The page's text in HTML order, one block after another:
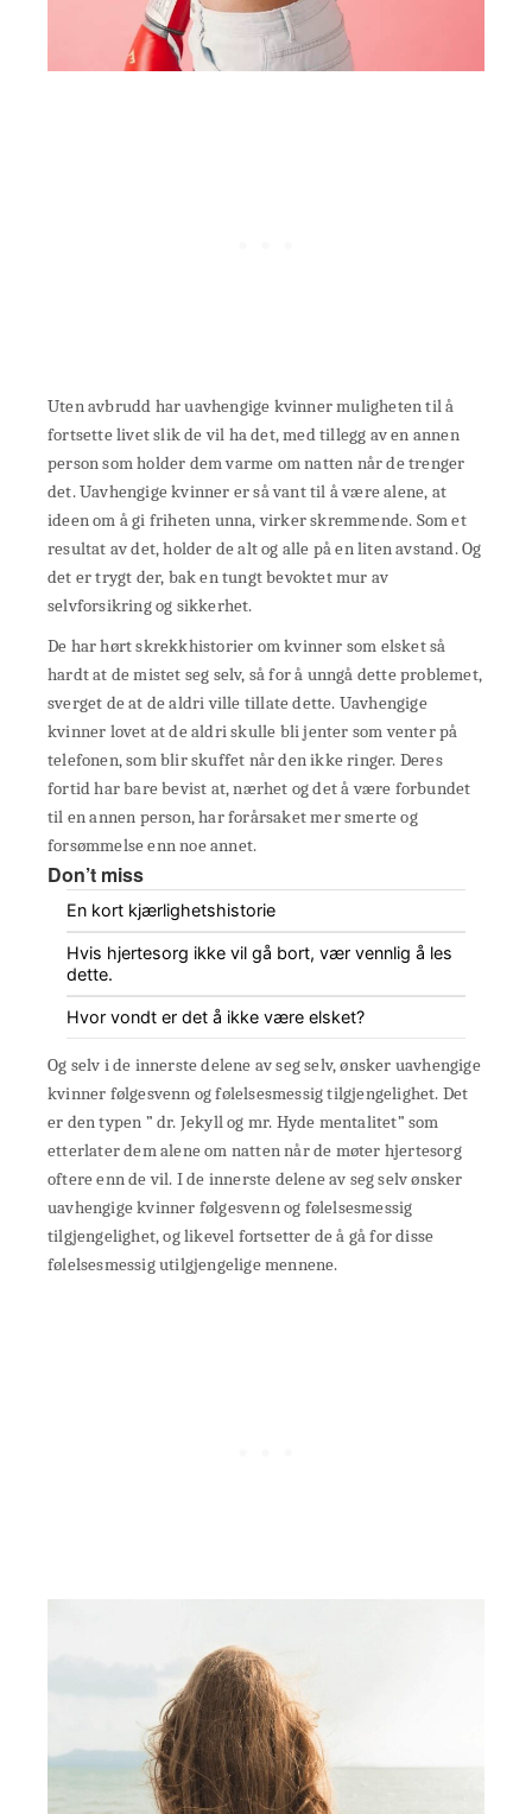
Uten avbrudd har uavhengige kvinner muligheten til å
fortsette livet slik de vil ha det, med tillegg av en annen
person som holder dem varme om natten når de trenger
det. Uavhengige kvinner er så vant til å være alene, at
ideen om å gi friheten unna, virker skremmende. Som et
resultat av det, holder de alt og alle på en liten avstand. Og
det er trygt der, bak en tungt bevoktet mur av
selvforsikring og sikkerhet.
De har hørt skrekkhistorier om kvinner som elsket så
hardt at de mistet seg selv, så for å unngå dette problemet,
sverget de at de aldri ville tillate dette. Uavhengige
kvinner lovet at de aldri skulle bli jenter som venter på
telefonen, som blir skuffet når den ikke ringer. Deres
fortid har bare bevist at, nærhet og det å være forbundet
til en annen person, har forårsaket mer smerte og
forsømmelse enn noe annet.
Don’t miss
En kort kjærlighetshistorie
Hvis hjertesorg ikke vil gå bort, vær vennlig å les
dette.
Hvor vondt er det å ikke være elsket?
Og selv i de innerste delene av seg selv, ønsker uavhengige
kvinner følgesvenn og følelsesmessig tilgjengelighet. Det
er den typen ” dr. Jekyll og mr. Hyde mentalitet” som
etterlater dem alene om natten når de møter hjertesorg
oftere enn de vil. I de innerste delene av seg selv ønsker
uavhengige kvinner følgesvenn og følelsesmessig
tilgjengelighet, og likevel fortsetter de å gå for disse
følelsesmessig utilgjengelige mennene.